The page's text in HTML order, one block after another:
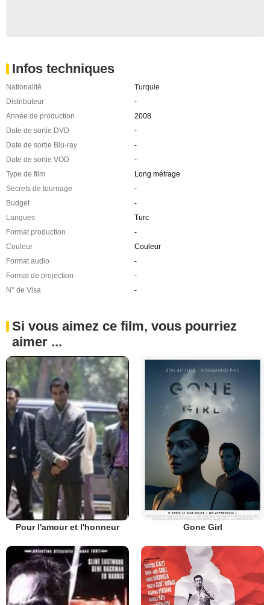
Infos techniques
Nationalité
Turquie
Distributeur
-
Année de production
2008
Date de sortie DVD
-
Date de sortie Blu-ray
-
Date de sortie VOD
-
Type de film
Long métrage
Secrets de tournage
-
Budget
-
Langues
Turc
Format production
-
Couleur
Couleur
Format audio
-
Format de projection
-
N° de Visa
-
Si vous aimez ce film, vous pourriez
aimer ...
Pour l'amour et l'honneur Gone Girl